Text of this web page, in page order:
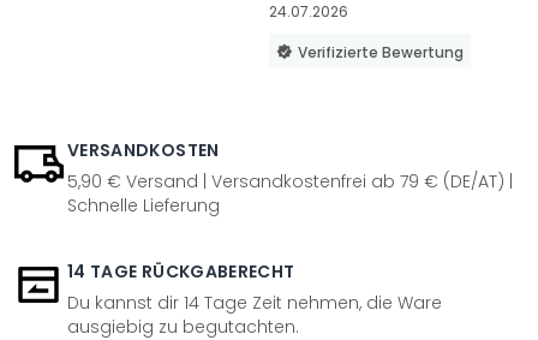
24.07.2026
Verifizierte Bewertung
VERSANDKOSTEN
5,90 € Versand | Versandkostenfrei ab 79 € (DE/AT) |
Schnelle Lieferung
14 TAGE RÜCKGABERECHT
Du kannst dir 14 Tage Zeit nehmen, die Ware
ausgiebig zu begutachten.